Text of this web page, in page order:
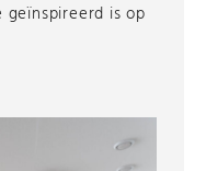
is op